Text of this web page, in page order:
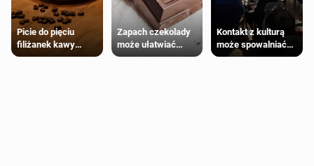
Picie do pięciu
filiżanek kawy
dziennie jest
Zapach czekolady
może ułatwiać
trening siłowy
Kontakt z kulturą
może spowalniać
starzenie